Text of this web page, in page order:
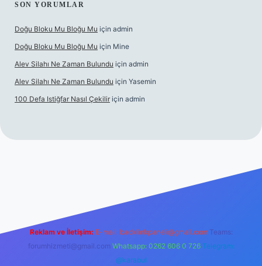
SON YORUMLAR
Doğu Bloku Mu Bloğu Mu için admin
Doğu Bloku Mu Bloğu Mu için Mine
Alev Silahı Ne Zaman Bulundu için admin
Alev Silahı Ne Zaman Bulundu için Yasemin
100 Defa Istiğfar Nasıl Çekilir için admin
Reklam ve İletişim: E-mail: backlinkpaneli@gmail.com Teams:
forumhizmeti@gmail.com Whatsapp: 0262 606 0 726 Telegram:
@karabul